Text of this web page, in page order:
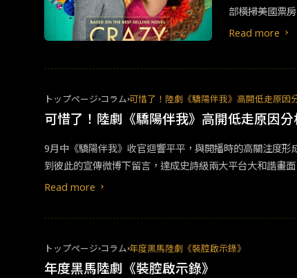
部橫掃美國票
出現東方主題
Read more
トップページ コラム 可惜了！陸劇《驕陽伴我》高開低走原因
可惜了！陸劇《驕陽伴我》高開低走原因分
9月中《驕陽伴我》收官迴響平平，與開播時的高關注度
到彼此的宣傳微博下留言，達成史詩級兩大平台大和諧畫
三者身分，改為正宮。兩版的男主角性格差異也非常大，
演技有正常發揮，但因積極陽光、越挫越勇的設定，使得
跳，將姊弟戀中弟弟的青春活力發揮得當。&nbsp;《驕陽
p;「想死是青春期危機，怕死是老年危機，既想死又怕死
Read more
トップページ コラム 年度黑馬陸劇《裝腔啟示錄》
年度黑馬陸劇《裝腔啟示錄》